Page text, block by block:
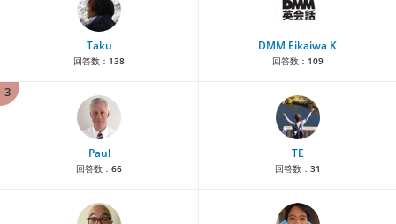
Taku
回答数： 138
DMM Eikaiwa K
回答数： 109
3
Paul
回答数： 66
TE
回答数： 31